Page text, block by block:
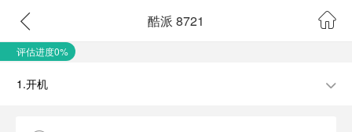
酷派 8721
评估进度0%
1.开机